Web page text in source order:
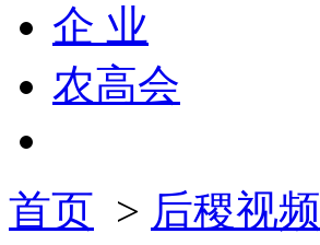
企 业
农高会
首页 > 后稷视频